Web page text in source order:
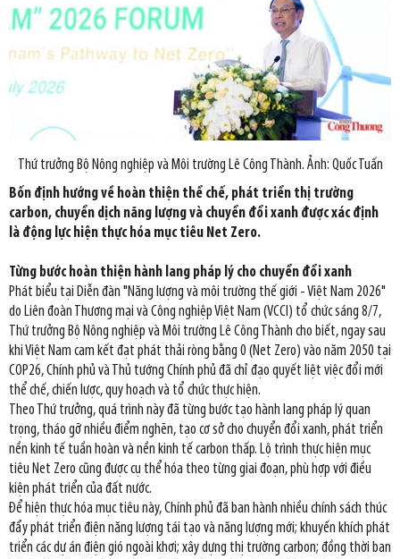
Thứ trưởng Bộ Nông nghiệp và Môi trường Lê Công Thành. Ảnh: Quốc Tuấn
Bốn định hướng về hoàn thiện thể chế, phát triển thị trường
carbon, chuyển dịch năng lượng và chuyển đổi xanh được xác định
là động lực hiện thực hóa mục tiêu Net Zero.
Từng bước hoàn thiện hành lang pháp lý cho chuyển đổi xanh
Phát biểu tại Diễn đàn "Năng lượng và môi trường thế giới - Việt Nam 2026"
do Liên đoàn Thương mại và Công nghiệp Việt Nam (VCCI) tổ chức sáng 8/7,
Thứ trưởng Bộ Nông nghiệp và Môi trường Lê Công Thành cho biết, ngay sau
khi Việt Nam cam kết đạt phát thải ròng bằng 0 (Net Zero) vào năm 2050 tại
COP26, Chính phủ và Thủ tướng Chính phủ đã chỉ đạo quyết liệt việc đổi mới
thể chế, chiến lược, quy hoạch và tổ chức thực hiện.
Theo Thứ trưởng, quá trình này đã từng bước tạo hành lang pháp lý quan
trọng, tháo gỡ nhiều điểm nghẽn, tạo cơ sở cho chuyển đổi xanh, phát triển
nền kinh tế tuần hoàn và nền kinh tế carbon thấp. Lộ trình thực hiện mục
tiêu Net Zero cũng được cụ thể hóa theo từng giai đoạn, phù hợp với điều
kiện phát triển của đất nước.
Để hiện thực hóa mục tiêu này, Chính phủ đã ban hành nhiều chính sách thúc
đẩy phát triển điện năng lượng tái tạo và năng lượng mới; khuyến khích phát
triển các dự án điện gió ngoài khơi; xây dựng thị trường carbon; đồng thời ban